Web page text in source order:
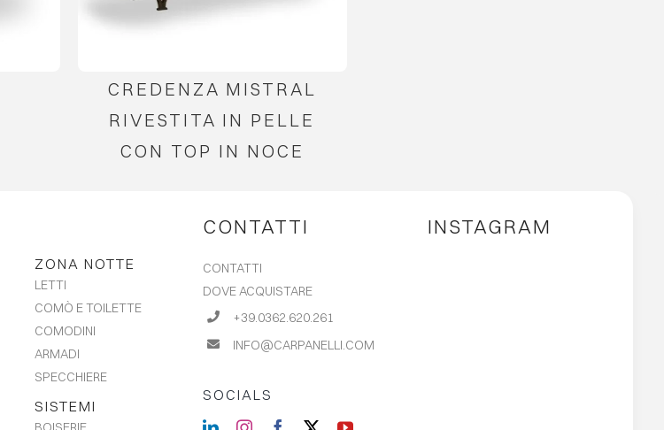
CREDENZA MISTRAL
RIVESTITA IN PELLE
CON TOP IN NOCE
CONTATTI INSTAGRAM
ZONA NOTTE
LETTI
COMÒ E TOILETTE
COMODINI
ARMADI
SPECCHIERE
SISTEMI
CONTATTI
DOVE ACQUISTARE
+39.0362.620.261
INFO@CARPANELLI.COM
SOCIALS